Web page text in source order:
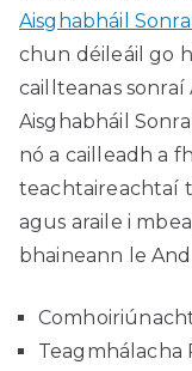
Aisghabháil
chun déileáil go
caillteanas sonraí
Aisghabháil
nó a cailleadh a
teachtaireachtaí
agus araile i
bhaineann le
Teagmhálacha